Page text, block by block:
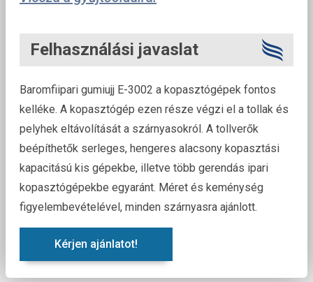
Felhasználási javaslat
Baromfiipari gumiujj E-3002 a kopasztógépek fontos
kelléke. A kopasztógép ezen része végzi el a tollak és
pelyhek eltávolítását a szárnyasokról. A tollverők
beépíthetők serleges, hengeres alacsony kopasztási
kapacitású kis gépekbe, illetve több gerendás ipari
kopasztógépekbe egyaránt. Méret és keménység
figyelembevételével, minden szárnyasra ajánlott.
Kérjen ajánlatot!